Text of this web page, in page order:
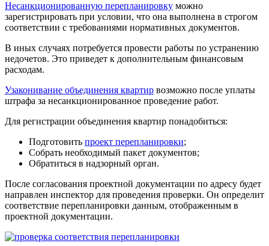
Несанкционированную перепланировку можно
зарегистрировать при условии, что она выполнена в строгом
соответствии с требованиями нормативных документов.
В иных случаях потребуется провести работы по устранению
недочетов. Это приведет к дополнительным финансовым
расходам.
Узаконивание объединения квартир возможно после уплаты
штрафа за несанкционированное проведение работ.
Для регистрации объединения квартир понадобиться:
Подготовить проект перепланировки;
Собрать необходимый пакет документов;
Обратиться в надзорный орган.
После согласования проектной документации по адресу будет
направлен инспектор для проведения проверки. Он определит
соответствие перепланировки данным, отображенным в
проектной документации.